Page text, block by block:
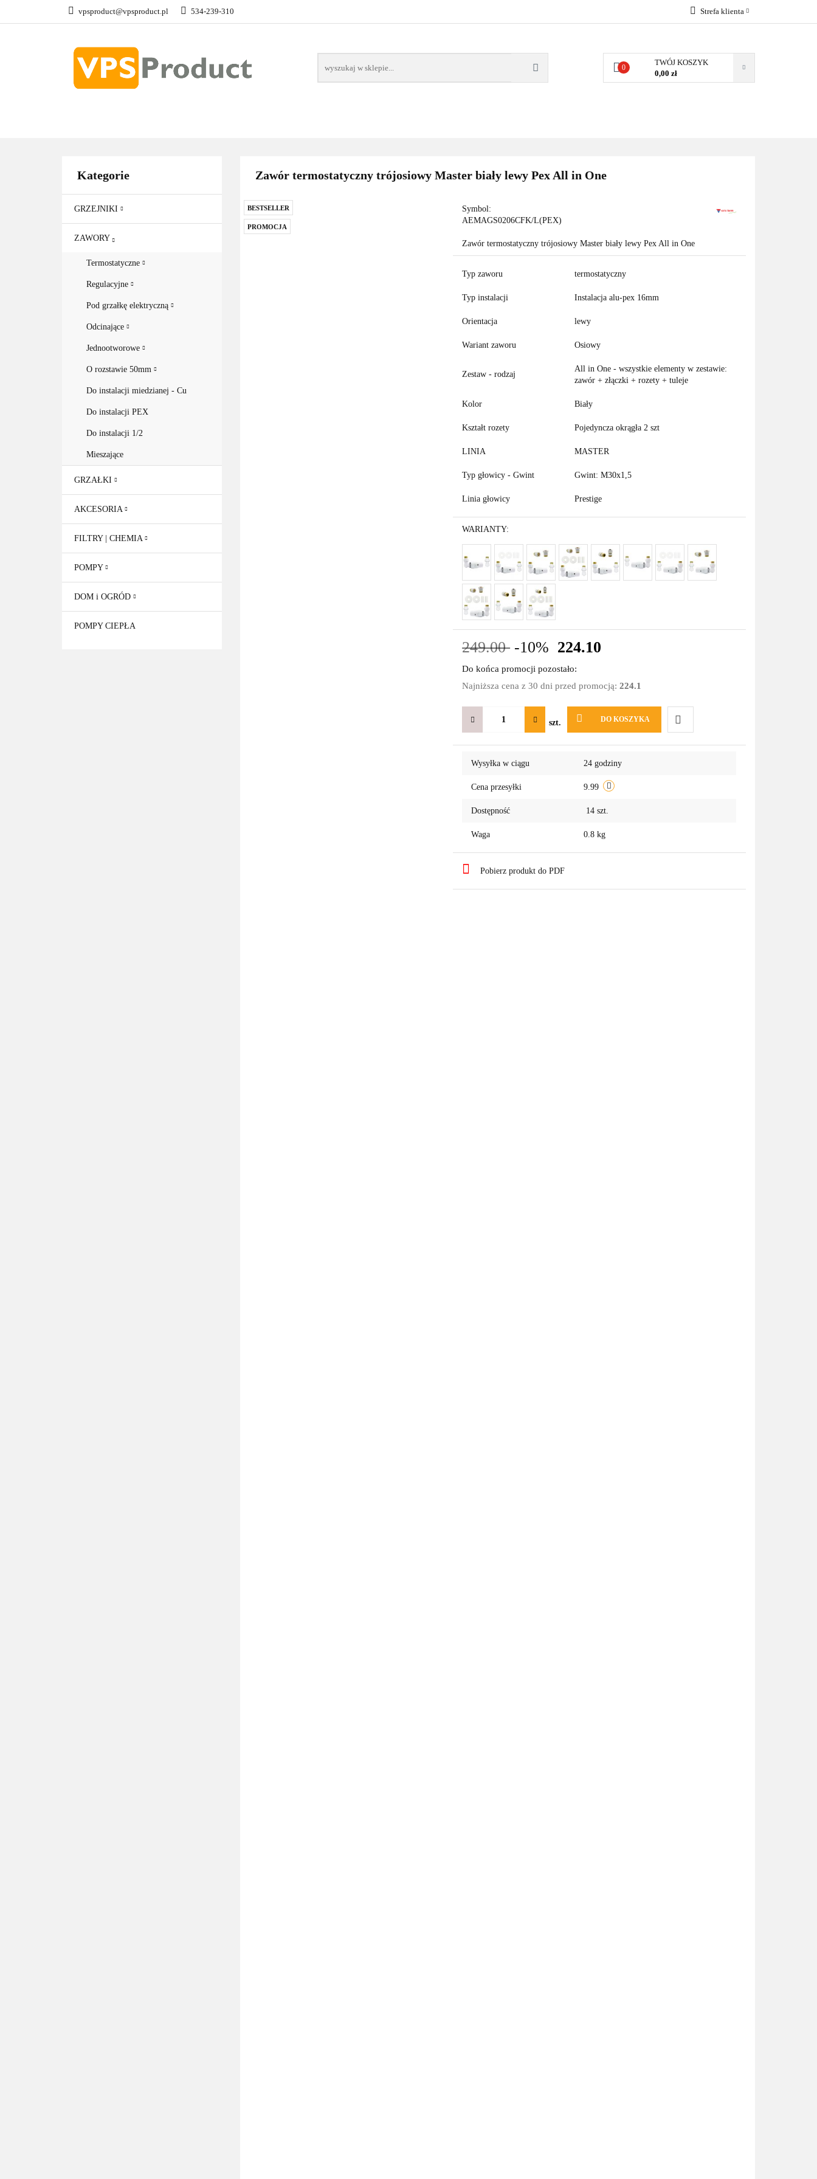
vpsproduct@vpsproduct.pl 534-239-310 Strefa klienta
Zarejestruj się
0
TWÓJ KOSZYK
0,00 zł
GRZEJNIKI
Kategorie
GRZEJNIKI
ZAWORY
Termostatyczne
Regulacyjne
Pod grzałkę elektryczną
Odcinające
Jednootworowe
O rozstawie 50mm
Do instalacji miedzianej - Cu
Do instalacji PEX
Do instalacji 1/2
Mieszające
GRZAŁKI
AKCESORIA
FILTRY | CHEMIA
POMPY
DOM i OGRÓD
POMPY CIEPŁA
Zawór termostatyczny trójosiowy Master biały lewy Pex All in One
BESTSELLER
PROMOCJA
Symbol:
AEMAGS0206CFK/L(PEX)
Zawór termostatyczny trójosiowy Master biały lewy Pex All in One
Typ zaworu termostatyczny
Typ instalacji Instalacja alu-pex 16mm
Orientacja lewy
Wariant zaworu Osiowy
Zestaw - rodzaj
All in One - wszystkie elementy w zestawie:
zawór + złączki + rozety + tuleje
Kolor Biały
Kształt rozety Pojedyncza okrągła 2 szt
LINIA MASTER
Typ głowicy - Gwint Gwint: M30x1,5
Linia głowicy Prestige
WARIANTY:
249.00 -10% 224.10
Do końca promocji pozostało:
Najniższa cena z 30 dni przed promocją:224.1
szt. DO KOSZYKA
Do
Wysyłka w ciągu 24 godziny
Cena przesyłki 9.99
Dostępność 14 szt.
Waga 0.8 kg
Pobierz produkt do PDF